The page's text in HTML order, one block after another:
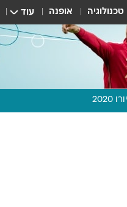
טכנולוגיה אופנה עוד